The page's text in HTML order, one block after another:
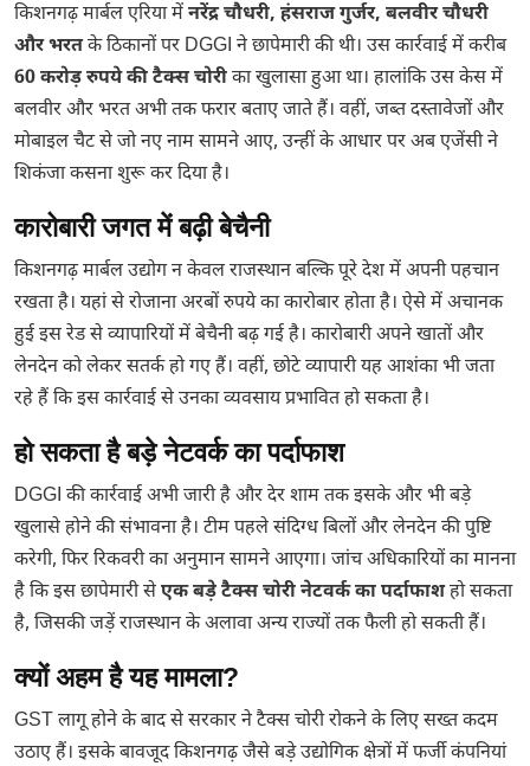
किशनगढ़ मार्बल एरिया मेंनरेंद्र चौधरी, हंसराज गुर्जर, बलवीर चौधरी
और भरतके ठिकानों पर DGGI ने छापेमारी की थी। उस कार्रवाई में करीब
60 करोड़ रुपये की टैक्स चोरीका खुलासा हुआ था। हालांकि उस केस में
बलवीर और भरत अभी तक फरार बताए जाते हैं। वहीं, जब्त दस्तावेजों और
मोबाइल चैट से जो नए नाम सामने आए, उन्हीं के आधार पर अब एजेंसी ने
शिकंजा कसना शुरू कर दिया है।
कारोबारी जगत में बढ़ी बेचैनी
किशनगढ़ मार्बल उद्योग न केवल राजस्थान बल्कि पूरे देश में अपनी पहचान
रखता है। यहां से रोजाना अरबों रुपये का कारोबार होता है। ऐसे में अचानक
हुई इस रेड से व्यापारियों में बेचैनी बढ़ गई है। कारोबारी अपने खातों और
लेनदेन को लेकर सतर्क हो गए हैं। वहीं, छोटे व्यापारी यह आशंका भी जता
रहे हैं कि इस कार्रवाई से उनका व्यवसाय प्रभावित हो सकता है।
हो सकता है बड़े नेटवर्क का पर्दाफाश
DGGI की कार्रवाई अभी जारी है और देर शाम तक इसके और भी बड़े
खुलासे होने की संभावना है। टीम पहले संदिग्ध बिलों और लेनदेन की पुष्टि
करेगी, फिर रिकवरी का अनुमान सामने आएगा। जांच अधिकारियों का मानना
है कि इस छापेमारी सेएक बड़े टैक्स चोरी नेटवर्क का पर्दाफाशहो सकता
है, जिसकी जड़ें राजस्थान के अलावा अन्य राज्यों तक फैली हो सकती हैं।
क्यों अहम है यह मामला?
GST लागू होने के बाद से सरकार ने टैक्स चोरी रोकने के लिए सख्त कदम
उठाए हैं। इसके बावजूद किशनगढ़ जैसे बड़े उद्योगिक क्षेत्रों में फर्जी कंपनियां